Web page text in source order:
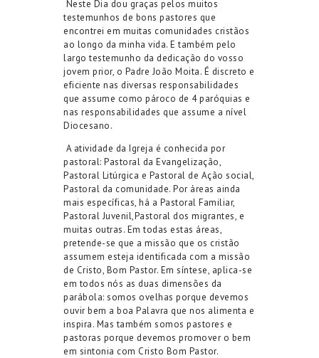
Neste Dia dou graças pelos muitos
testemunhos de bons pastores que
encontrei em muitas comunidades cristãos
ao longo da minha vida. E também pelo
largo testemunho da dedicação do vosso
jovem prior, o Padre João Moita. É discreto e
eficiente nas diversas responsabilidades
que assume como pároco de 4 paróquias e
nas responsabilidades que assume a nível
Diocesano.
A atividade da Igreja é conhecida por
pastoral: Pastoral da Evangelização,
Pastoral Litúrgica e Pastoral de Ação social,
Pastoral da comunidade. Por áreas ainda
mais específicas, há a Pastoral Familiar,
Pastoral Juvenil,Pastoral dos migrantes, e
muitas outras. Em todas estas áreas,
pretende-se que a missão que os cristão
assumem esteja identificada com a missão
de Cristo, Bom Pastor. Em síntese, aplica-se
em todos nós as duas dimensões da
parábola: somos ovelhas porque devemos
ouvir bem a boa Palavra que nos alimenta e
inspira. Mas também somos pastores e
pastoras porque devemos promover o bem
em sintonia com Cristo Bom Pastor.